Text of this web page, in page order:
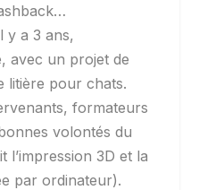
y a 3 ans,
avec un projet de
litière pour chats.
formateurs
volontés du
l’impression 3D et la
par ordinateur).